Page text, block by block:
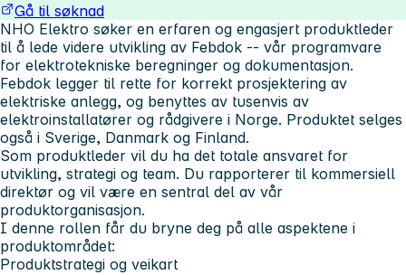
Gå til søknad
NHO Elektro søker en erfaren og engasjert produktleder
til å lede videre utvikling av Febdok -- vår programvare
for elektrotekniske beregninger og dokumentasjon.
Febdok legger til rette for korrekt prosjektering av
elektriske anlegg, og benyttes av tusenvis av
elektroinstallatører og rådgivere i Norge. Produktet selges
også i Sverige, Danmark og Finland.
Som produktleder vil du ha det totale ansvaret for
utvikling, strategi og team. Du rapporterer til kommersiell
direktør og vil være en sentral del av vår
produktorganisasjon.
I denne rollen får du bryne deg på alle aspektene i
produktområdet:
Produktstrategi og veikart